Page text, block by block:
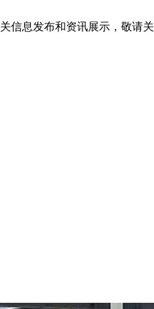
信息发布和资讯展示，敬请